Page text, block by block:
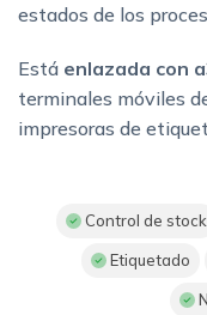
estados de los
Está enlazada con
terminales móviles
impresoras de
Control de stock
Etiquetado